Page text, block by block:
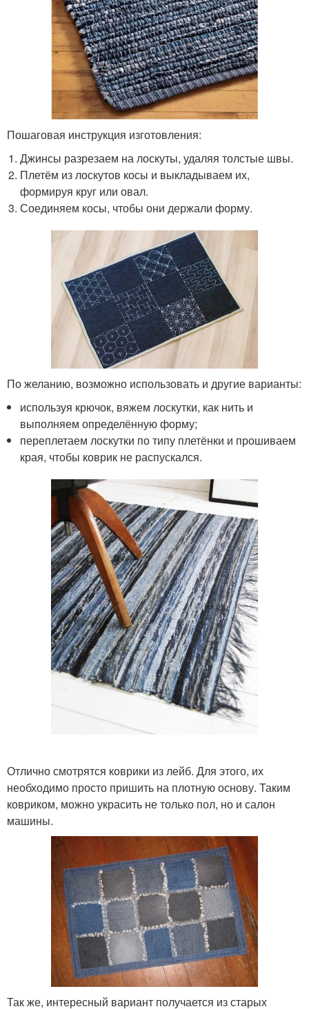
Пошаговая инструкция изготовления:
Джинсы разрезаем на лоскуты, удаляя толстые швы.
Плетём из лоскутов косы и выкладываем их,
формируя круг или овал.
Соединяем косы, чтобы они держали форму.
По желанию, возможно использовать и другие варианты:
используя крючок, вяжем лоскутки, как нить и
выполняем определённую форму;
переплетаем лоскутки по типу плетёнки и прошиваем
края, чтобы коврик не распускался.
Отлично смотрятся коврики из лейб. Для этого, их
необходимо просто пришить на плотную основу. Таким
ковриком, можно украсить не только пол, но и салон
машины.
Так же, интересный вариант получается из старых